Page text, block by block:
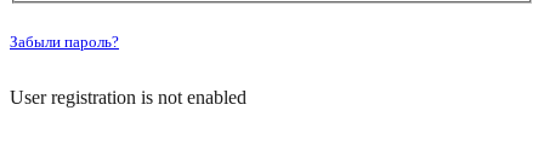
Забыли пароль?
User registration is not enabled